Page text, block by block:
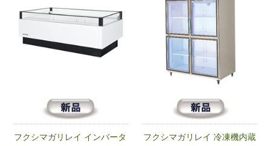
フクシマガリレイ インバータ
フクシマガリレイ 冷凍機内蔵